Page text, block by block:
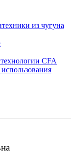
из чугуна
CFA